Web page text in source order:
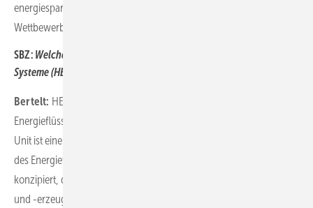
energiesparende Lösungen anbieten, was ein wichtiger
Wettbewerbsvorteil im Markt ist.
SBZ:Welche Rolle spielen hierbei Home-Energy-Management-
Systeme (HEMS)?
Bertelt: HEMS steht für die ganzheitliche Steuerung von
Energieflüssen im Gebäude. Unsere ­Homematic IP Home Control
Unit ist eine Energiemanagementzentrale nach den Anforderungen
des Energiewirtschaftsgesetzes. Sie ist als offene Plattform
konzipiert, die Raumklima, Licht sowie weitere Energieverbraucher
und -erzeuger intelligent miteinander verknüpft. Über EEBus